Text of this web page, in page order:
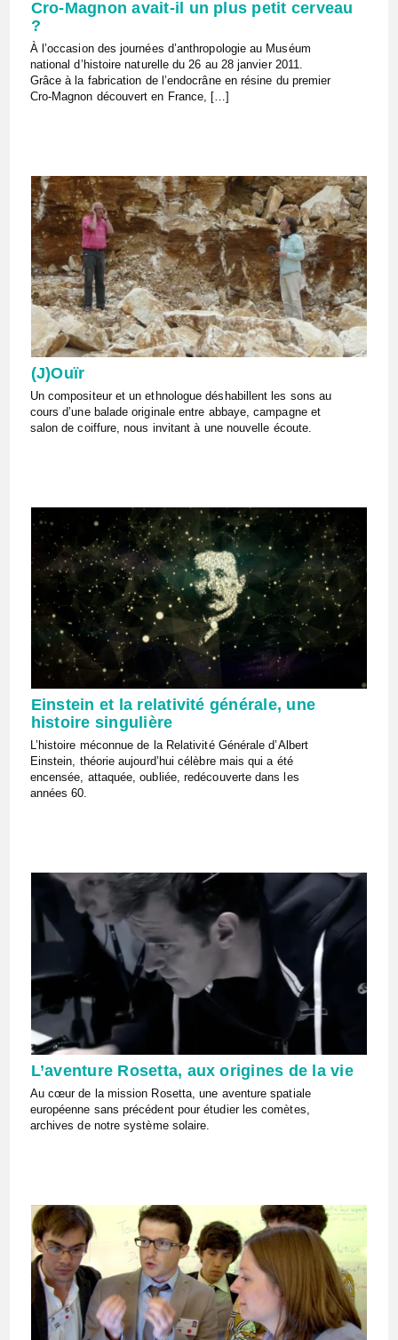
Cro-Magnon avait-il un plus petit cerveau
?
À l’occasion des journées d’anthropologie au Muséum
national d’histoire naturelle du 26 au 28 janvier 2011.
Grâce à la fabrication de l’endocrâne en résine du premier
Cro-Magnon découvert en France, […]
(J)Ouïr
Un compositeur et un ethnologue déshabillent les sons au
cours d’une balade originale entre abbaye, campagne et
salon de coiffure, nous invitant à une nouvelle écoute.
Einstein et la relativité générale, une
histoire singulière
L’histoire méconnue de la Relativité Générale d’Albert
Einstein, théorie aujourd’hui célèbre mais qui a été
encensée, attaquée, oubliée, redécouverte dans les
années 60.
L’aventure Rosetta, aux origines de la vie
Au cœur de la mission Rosetta, une aventure spatiale
européenne sans précédent pour étudier les comètes,
archives de notre système solaire.